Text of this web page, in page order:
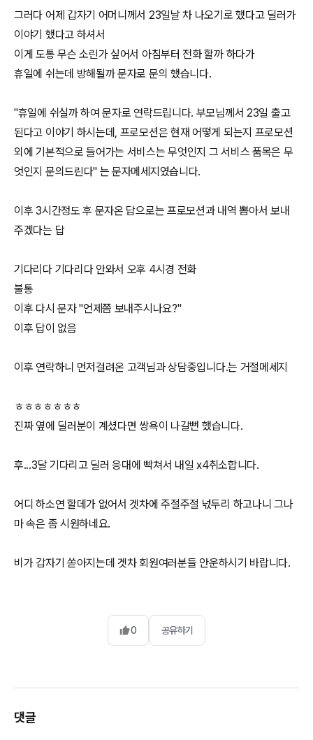
그러다 어제 갑자기 어머니께서 23일날 차 나오기로 했다고 딜러가
이야기 했다고 하셔서
이게 도통 무슨 소린가 싶어서 아침부터 전화 할까 하다가
휴일에 쉬는데 방해될까 문자로 문의 했습니다.
"휴일에 쉬실까 하여 문자로 연락드립니다. 부모님께서 23일 출고
된다고 이야기 하시는데, 프로모션은 현재 어떻게 되는지 프로모션
외에 기본적으로 들어가는 서비스는 무엇인지 그 서비스 품목은 무
엇인지 문의드린다" 는 문자메세지였습니다.
이후 3시간정도 후 문자온 답으로는 프로모션과 내역 뽑아서 보내
주겠다는 답
기다리다 기다리다 안와서 오후 4시경 전화
불통
이후 다시 문자 "언제쯤 보내주시나요?"
이후 답이 없음
이후 연락하니 먼저걸려온 고객님과 상담중입니다.는 거절메세지
ㅎㅎㅎㅎㅎㅎㅎ
진짜 옆에 딜러분이 계셨다면 쌍욕이 나갈뻔 했습니다.
후...3달 기다리고 딜러 응대에 빡쳐서 내일 x4취소합니다.
어디 하소연 할데가 없어서 겟차에 주절주절 넋두리 하고나니 그나
마 속은 좀 시원하네요.
비가 갑자기 쏟아지는데 겟차 회원여러분들 안운하시기 바랍니다.
0 공유하기
댓글